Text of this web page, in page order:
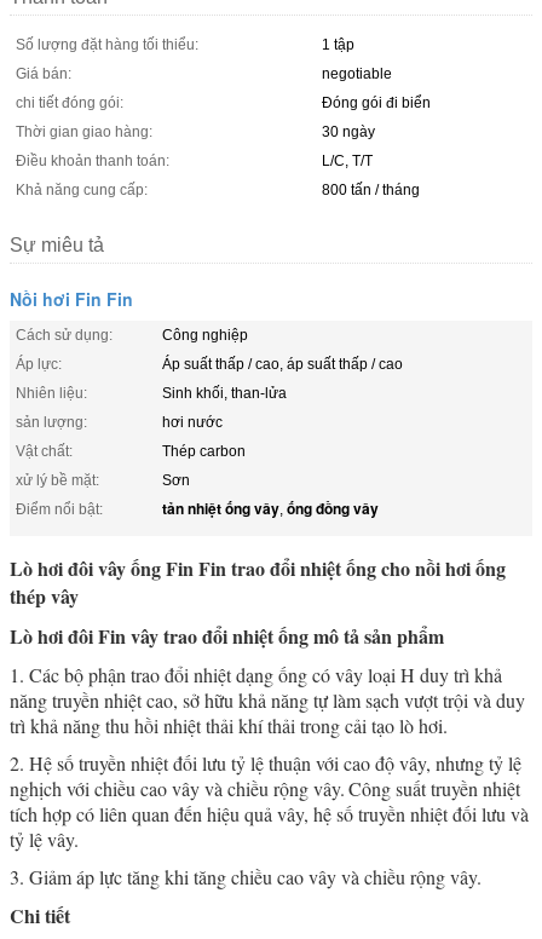
Số lượng đặt hàng tối thiểu:
1 tập
Giá bán:
negotiable
chi tiết đóng gói:
Đóng gói đi biển
Thời gian giao hàng:
30 ngày
Điều khoản thanh toán:
L/C, T/T
Khả năng cung cấp:
800 tấn / tháng
Sự miêu tả
Nồi hơi Fin Fin
Cách sử dụng:
Công nghiệp
Áp lực:
Áp suất thấp / cao, áp suất thấp / cao
Nhiên liệu:
Sinh khối, than-lửa
sản lượng:
hơi nước
Vật chất:
Thép carbon
xử lý bề mặt:
Sơn
Điểm nổi bật:
tản nhiệt ống vây, ống đồng vây
Lò hơi đôi vây ống Fin Fin trao đổi nhiệt ống cho nồi hơi ống
thép vây
Lò hơi đôi Fin vây trao đổi nhiệt ống mô tả sản phẩm
1. Các bộ phận trao đổi nhiệt dạng ống có vây loại H duy trì khả
năng truyền nhiệt cao, sở hữu khả năng tự làm sạch vượt trội và duy
trì khả năng thu hồi nhiệt thải khí thải trong cải tạo lò hơi.
2. Hệ số truyền nhiệt đối lưu tỷ lệ thuận với cao độ vây, nhưng tỷ lệ
nghịch với chiều cao vây và chiều rộng vây.Công suất truyền nhiệt
tích hợp có liên quan đến hiệu quả vây, hệ số truyền nhiệt đối lưu và
tỷ lệ vây.
3. Giảm áp lực tăng khi tăng chiều cao vây và chiều rộng vây.
Chi tiết